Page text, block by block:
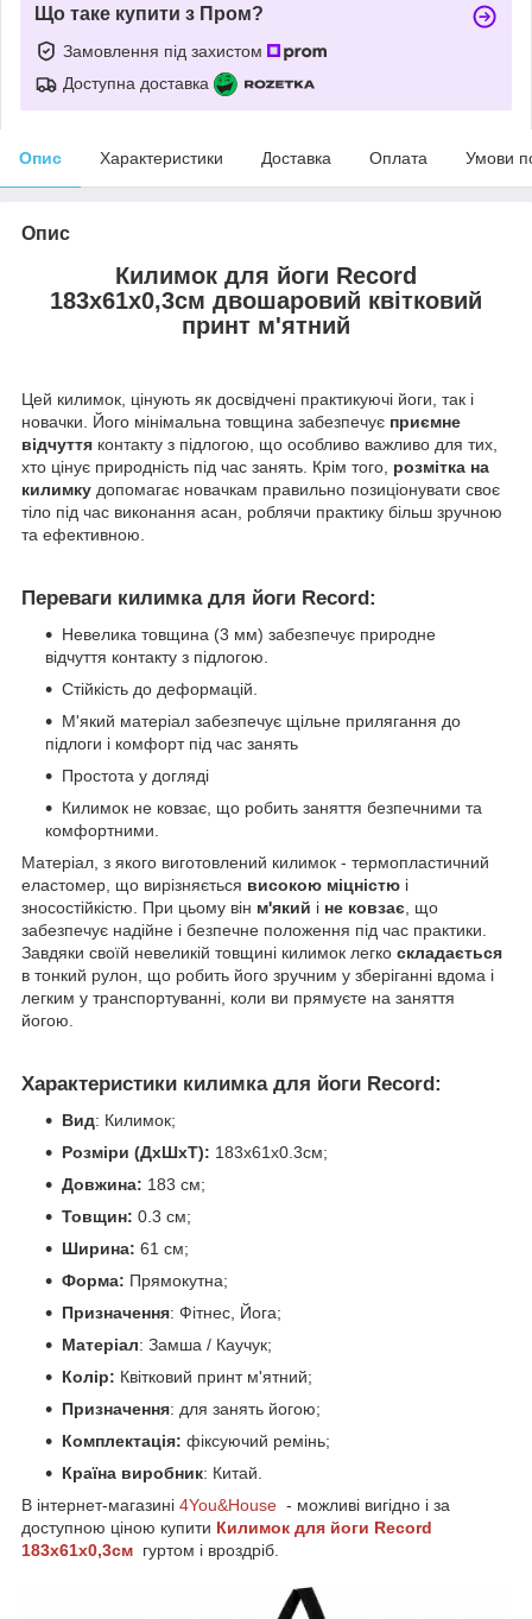
Що таке купити з Пром?
Замовлення під захистом
Доступна доставка
Опис Характеристики Доставка Оплата Умови
Опис
Килимок для йоги Record
183x61x0,3см двошаровий квітковий
принт м'ятний
Цей килимок, цінують як досвідчені практикуючі йоги, так і
новачки. Його мінімальна товщина забезпечує приємне
відчуття контакту з підлогою, що особливо важливо для тих,
хто цінує природність під час занять. Крім того, розмітка на
килимку допомагає новачкам правильно позиціонувати своє
тіло під час виконання асан, роблячи практику більш зручною
та ефективною.
Переваги килимка для йоги Record :
Невелика товщина (3 мм) забезпечує природне
відчуття контакту з підлогою.
Стійкість до деформацій.
М'який матеріал забезпечує щільне прилягання до
підлоги і комфорт під час занять
Простота у догляді
Килимок не ковзає, що робить заняття безпечними та
комфортними.
Матеріал, з якого виготовлений килимок - термопластичний
еластомер, що вирізняється високою міцністю і
зносостійкістю. При цьому він м'який і не ковзає, що
забезпечує надійне і безпечне положення під час практики.
Завдяки своїй невеликій товщині килимок легко складається
в тонкий рулон, що робить його зручним у зберіганні вдома і
легким у транспортуванні, коли ви прямуєте на заняття
йогою.
Характеристики килимка для йоги Record :
Вид: Килимок;
Розміри (ДхШхТ): 183x61x0.3см;
Довжина: 183 см;
Товщин: 0.3 см;
Ширина: 61 см;
Форма: Прямокутна;
Призначення: Фітнес, Йога;
Матеріал: Замша / Каучук;
Колір: Квітковий принт м'ятний;
Призначення: для занять йогою;
Комплектація: фіксуючий ремінь;
Країна виробник: Китай.
В інтернет-магазині 4You&House - можливі вигідно і за
доступною ціною купити Килимок для йоги Record
183x61x0,3см гуртом і вроздріб.